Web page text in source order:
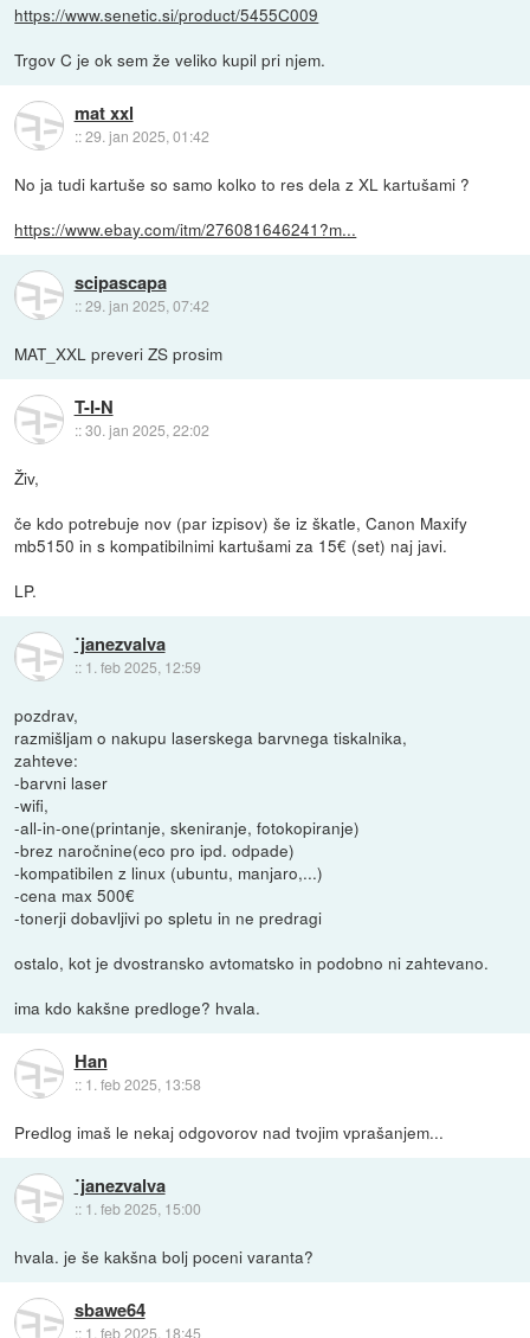
https://www.senetic.si/product/5455C009
Trgov C je ok sem že veliko kupil pri njem.
mat xxl
::29. jan 2025, 01:42
No ja tudi kartuše so samo kolko to res dela z XL kartušami ?
https://www.ebay.com/itm/276081646241?m...
scipascapa
::29. jan 2025, 07:42
MAT_XXL preveri ZS prosim
T-I-N
::30. jan 2025, 22:02
Živ,
če kdo potrebuje nov (par izpisov) še iz škatle, Canon Maxify
mb5150 in s kompatibilnimi kartušami za 15€ (set) naj javi.
LP.
˙janezvalva
:: 1. feb 2025, 12:59
pozdrav,
razmišljam o nakupu laserskega barvnega tiskalnika,
zahteve:
-barvni laser
-wifi,
-all-in-one(printanje, skeniranje, fotokopiranje)
-brez naročnine(eco pro ipd. odpade)
-kompatibilen z linux (ubuntu, manjaro,...)
-cena max 500€
-tonerji dobavljivi po spletu in ne predragi
ostalo, kot je dvostransko avtomatsko in podobno ni zahtevano.
ima kdo kakšne predloge? hvala.
Han
:: 1. feb 2025, 13:58
Predlog imaš le nekaj odgovorov nad tvojim vprašanjem...
˙janezvalva
:: 1. feb 2025, 15:00
hvala. je še kakšna bolj poceni varanta?
sbawe64
:: 1. feb 2025, 18:45